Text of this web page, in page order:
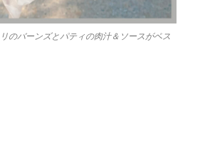
のバーンズとパティの肉汁＆ソースがベス